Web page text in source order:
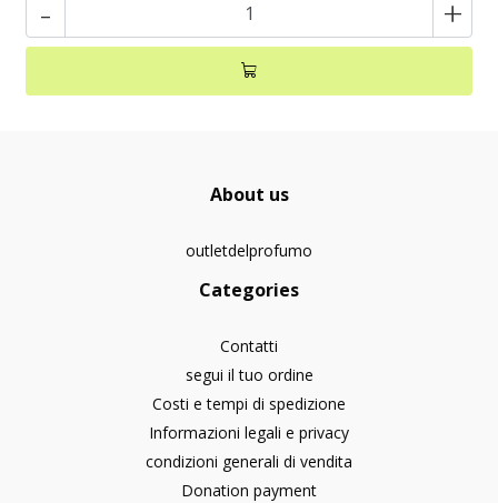
- +
About us
outletdelprofumo
Categories
Contatti
segui il tuo ordine
Costi e tempi di spedizione
Informazioni legali e privacy
condizioni generali di vendita
Donation payment